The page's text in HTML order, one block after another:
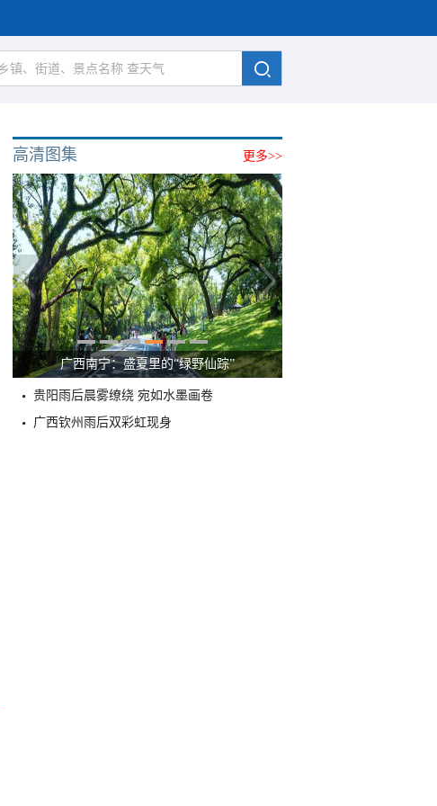
更多>>
高清图集
广西南宁：盛夏里的“绿野仙踪”
贵阳雨后晨雾缭绕 宛如水墨画卷
广西钦州雨后双彩虹现身